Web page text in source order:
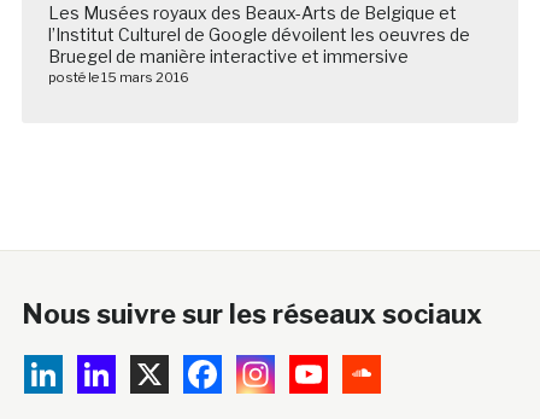
Les Musées royaux des Beaux-Arts de Belgique et
l’Institut Culturel de Google dévoilent les oeuvres de
Bruegel de manière interactive et immersive
posté le 15 mars 2016
Nous suivre sur les réseaux sociaux